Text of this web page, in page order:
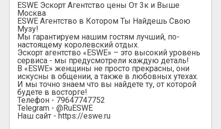
ESWE Эскорт Агентство цены От 3к и Выше
Москва
ESWE Агентство в Котором Ты Найдешь Свою
Музу!
Мы гарантируем нашим гостям лучший, по-
настоящему королевский отдых.
Эскорт агентство «ESWE» – это высокий уровень
сервиса - мы предусмотрели каждую деталь!
В «ESWE» женщины не просто прекрасны, они
искусны в общении, а также в любовных утехах.
И мы точно знаем что вы найдете ту, от которой
будете в восторге!
Телефон - 79647747752
Telegram - @RuESWE
Наш сайт - https://eswe.ru